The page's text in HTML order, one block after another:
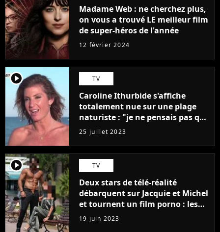
Madame Web : ne cherchez plus,
on vous a trouvé LE meilleur film
de super-héros de l'année
12 février 2024
player2 TV
Caroline Ithurbide s'affiche
totalement nue sur une plage
naturiste : "je ne pensais pas que
j'arriverais à le faire..."
25 juillet 2023
player2 TV
Deux stars de télé-réalité
débarquent sur Jacquie et Michel
et tournent un film porno : les
premières images du tournage
(exclu)
19 juin 2023